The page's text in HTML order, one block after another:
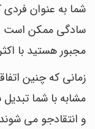
شما به عنوان
سادگی ممکن است
مجبور هستید با
زمانی که چنین
مشابه با شما
و انتقادجو می